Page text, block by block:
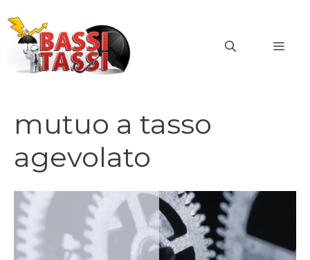
contenuto
mutuo a tasso
agevolato